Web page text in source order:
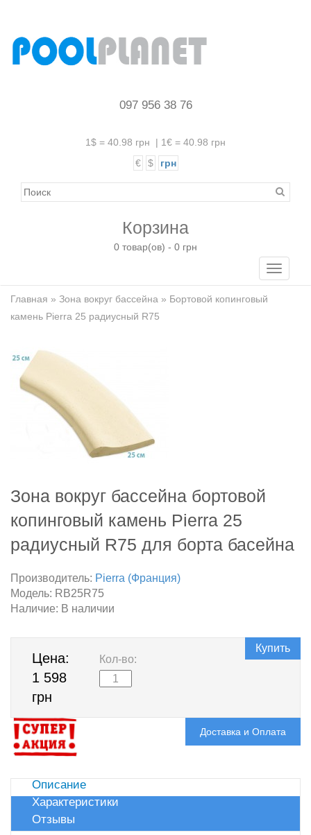
097 956 38 76
1$ = 40.98 грн | 1€ = 40.98 грн
€
$ грн
Корзина
0 товар(ов) - 0 грн
Toggle
Главная » Зона вокруг бассейна » Бортовой копинговый
камень Pierra 25 радиусный R75
Зона вокруг бассейна бортовой
копинговый камень Pierra 25
радиусный R75 для борта басейна
Производитель: Pierra (Франция)
Модель: RB25R75
Наличие: В наличии
Цена:
1 598
грн
Кол-во:
Купить
Доставка и Оплата
Описание
Характеристики
Отзывы